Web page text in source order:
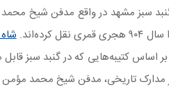
سبز مشهد در‌ واقع مدفن شیخ
اساس کتیبه‌هایی که در گنبد سبز
تاریخی، مدفن شیخ محمد مؤمن